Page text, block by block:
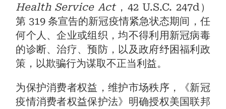
Health Service Act，42 U.S.C. 247d）
第 319 条宣告的新冠疫情紧急状态期间，任
何个人、企业或组织，均不得利用新冠病毒
的诊断、治疗、预防，以及政府纾困福利政
策，以欺骗行为谋取不正当利益。
为保护消费者权益，维护市场秩序，《新冠
疫情消费者权益保护法》明确授权美国联邦